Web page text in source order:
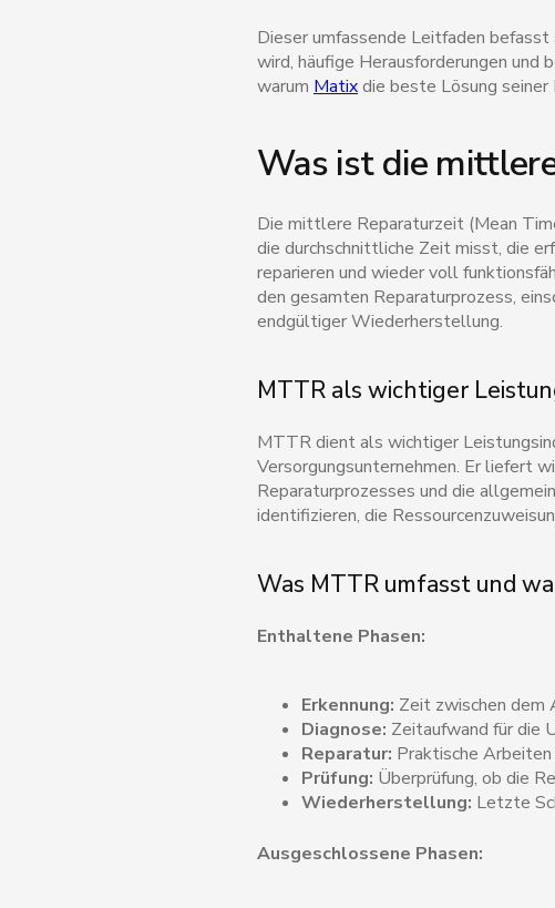
Dieser umfassende Leitfaden
wird, häufige Herausforderungen und
warum Matixdie beste Lösung
Was ist die
Die mittlere Reparaturzeit (Mean
die durchschnittliche Zeit misst, die
reparieren und wieder voll
den gesamten Reparaturprozess,
endgültiger Wiederherstellung.
MTTR als wichtiger
MTTR dient als wichtiger
Versorgungsunternehmen. Er liefert
Reparaturprozesses und die
identifizieren, die
Was MTTR umfasst und
Enthaltene Phasen:
Erkennung: Zeit zwischen dem
Diagnose: Zeitaufwand für die
Reparatur: Praktische
Prüfung: Überprüfung, ob die
Wiederherstellung: Letzte
Ausgeschlossene Phasen: